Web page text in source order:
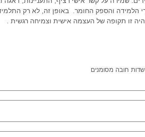
הלמידה והספק החומר. באופן זה, לא רק
זו תקופה של העצמה אישית וצמיחה רגשית .
חובה מסומנים